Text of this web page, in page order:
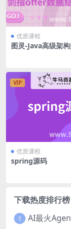
优质课程
图灵-Java高级架
指offer数据结构
VIP
优质课程
spring源码
下载热度排行榜
1 AI最火